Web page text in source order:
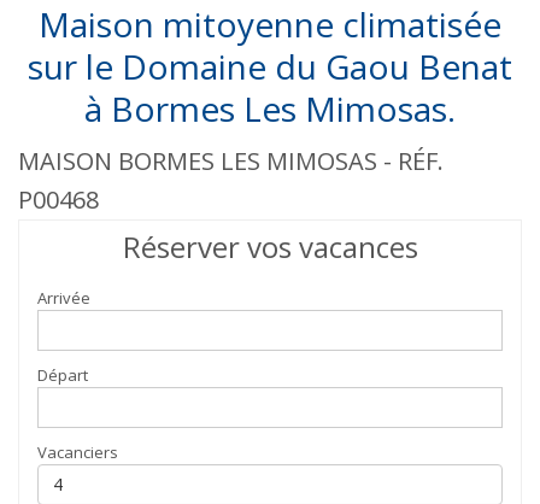
Maison mitoyenne climatisée
sur le Domaine du Gaou Benat
à Bormes Les Mimosas.
MAISON BORMES LES MIMOSAS - RÉF.
P00468
Réserver vos vacances
Arrivée
Départ
Vacanciers